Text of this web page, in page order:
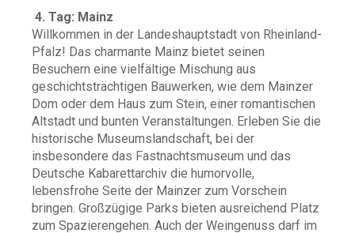
4. Tag: Mainz
Willkommen in der Landeshauptstadt von Rheinland-
Pfalz! Das charmante Mainz bietet seinen
Besuchern eine vielfältige Mischung aus
geschichtsträchtigen Bauwerken, wie dem Mainzer
Dom oder dem Haus zum Stein, einer romantischen
Altstadt und bunten Veranstaltungen. Erleben Sie die
historische Museumslandschaft, bei der
insbesondere das Fastnachtsmuseum und das
Deutsche Kabarettarchiv die humorvolle,
lebensfrohe Seite der Mainzer zum Vorschein
bringen. Großzügige Parks bieten ausreichend Platz
zum Spazierengehen. Auch der Weingenuss darf im